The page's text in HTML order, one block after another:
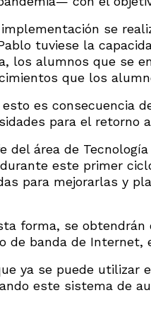
se
tuviese la
los alumnos que se
que los
esto es consecuencia
para el retorno
del área de
este primer
para mejorarlas y
forma, se
de banda de Internet,
ya se puede utilizar
este sistema de